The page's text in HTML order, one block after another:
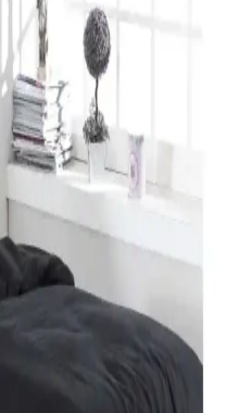
Tasarım
%100 pamuklu kumaşı,
odalarına şıklık ve
bakım özellikleriyle ideal bir
Çift Kişilik Nevresim
Valoroso nevresim
ve kullanıcı yorumları detaylı
Kişilik Pamuklu
genç ve dinamik
sunar. Yüksek kalite malzeme
odası seçeneği.